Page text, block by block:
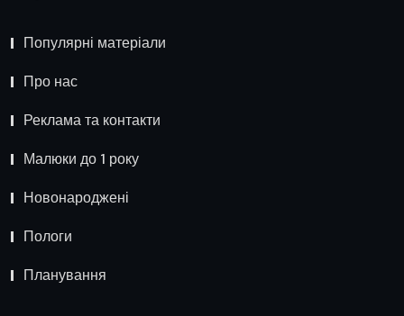
Популярні матеріали
Про нас
Реклама та контакти
Малюки до 1 року
Новонароджені
Пологи
Планування